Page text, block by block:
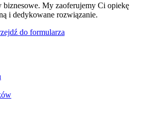
biznesowe. My zaoferujemy Ci opiekę
i dedykowane rozwiązanie.
do formularza